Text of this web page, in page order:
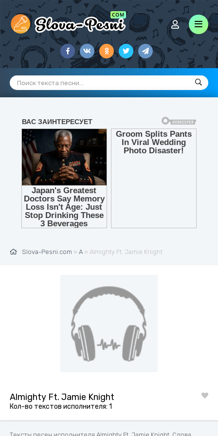
Slova-Pesni.com » A » Almighty Ft. Jamie Knight
Almighty Ft. Jamie Knight
Кол-во текстов исполнителя: 1